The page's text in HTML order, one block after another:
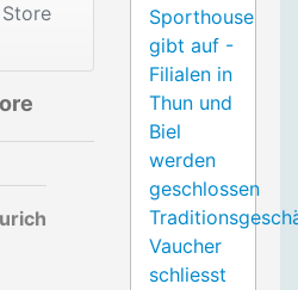
Sporthouse
gibt auf -
Filialen in
Thun und
Biel
werden
geschlossen
Vaucher
schliesst